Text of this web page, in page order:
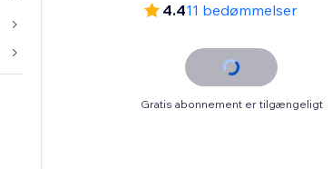
4.411 bedømmelser
Gratis abonnement er tilgængeligt